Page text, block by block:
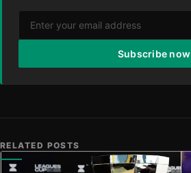
Subscribe now
RELATED POSTS